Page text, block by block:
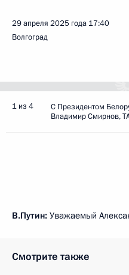
29 апреля 2025 года 17:40
Волгоград
1 из 4
С Президентом
Владимир Смирнов,
В.Путин: Уважаемый
Смотрите также